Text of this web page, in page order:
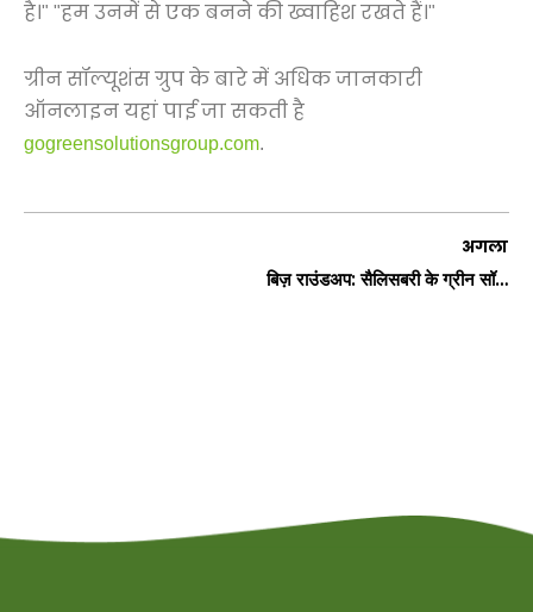
है।" "हम उनमें से एक बनने की ख्वाहिश रखते हैं।"
ग्रीन सॉल्यूशंस ग्रुप के बारे में अधिक जानकारी
ऑनलाइन यहां पाई जा सकती है
gogreensolutionsgroup.com.
अगला
बिज़ राउंडअप: सैलिसबरी के ग्रीन सॉल्यूशन ग्रुप को एनसी आइडिया फाउंडेशन से $50,000 अनुदान से सम्मानित किया गया